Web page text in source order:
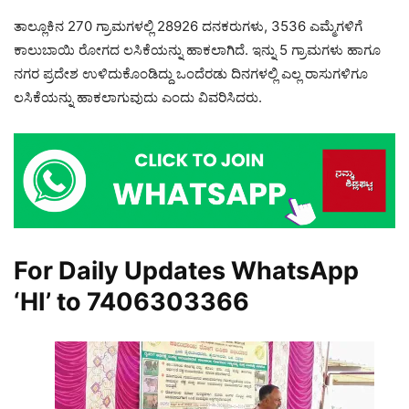
ತಾಲ್ಲೂಕಿನ 270 ಗ್ರಾಮಗಳಲ್ಲಿ 28926 ದನಕರುಗಳು, 3536 ಎಮ್ಮೆಗಳಿಗೆ
ಕಾಲುಬಾಯಿ ರೋಗದ ಲಸಿಕೆಯನ್ನು ಹಾಕಲಾಗಿದೆ. ಇನ್ನು 5 ಗ್ರಾಮಗಳು ಹಾಗೂ
ನಗರ ಪ್ರದೇಶ ಉಳಿದುಕೊಂಡಿದ್ದು ಒಂದೆರಡು ದಿನಗಳಲ್ಲಿ ಎಲ್ಲ ರಾಸುಗಳಿಗೂ
ಲಸಿಕೆಯನ್ನು ಹಾಕಲಾಗುವುದು ಎಂದು ವಿವರಿಸಿದರು.
For Daily Updates WhatsApp
‘HI’ to 7406303366